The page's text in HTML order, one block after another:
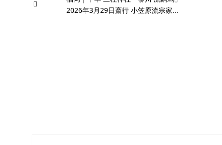
2026年3月29日斎行 小笠原流宗家...